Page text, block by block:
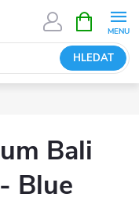
HLEDAT
NÁKUPNÍ
KOŠÍK
Bali
Blue